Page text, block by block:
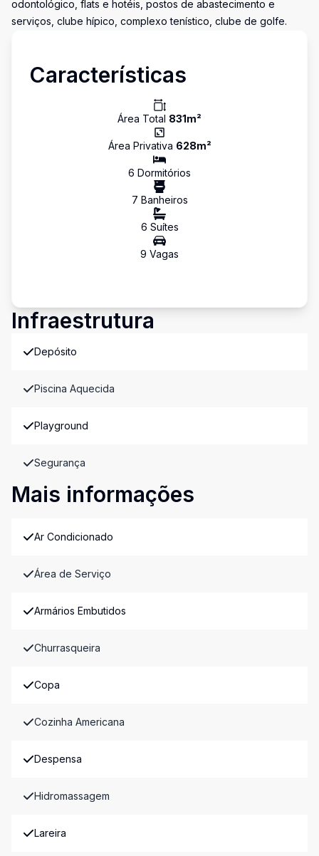
odontológico, flats e hotéis, postos de abastecimento e
serviços, clube hípico, complexo tenístico, clube de golfe.
Características
Área Total 831m²
Área Privativa 628m²
6 Dormitórios
7 Banheiros
6 Suítes
9 Vagas
Infraestrutura
Depósito
Piscina Aquecida
Playground
Segurança
Mais informações
Ar Condicionado
Área de Serviço
Armários Embutidos
Churrasqueira
Copa
Cozinha Americana
Despensa
Hidromassagem
Lareira